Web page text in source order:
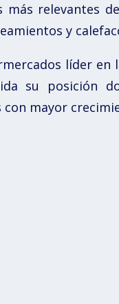
más relevantes
y
líder en
su posición
mayor